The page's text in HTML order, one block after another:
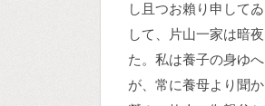
し且つお賴り申して
して、片山一家は暗
た。私は養子の身ゆ
が、常に養母より聞